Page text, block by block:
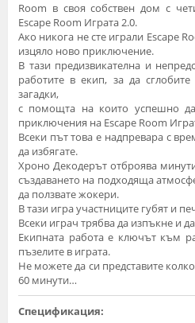
Room в своя собствен дом с
Escape Room Играта 2.0.
Ако никога не сте играли Escape
изцяло ново приключение.
В тази предизвикателна и
работите в екип, за да
загадки,
с помощта на които успешно
приключения на Escape Room
Всеки път това е надпревара с
да избягате.
Хроно Декодерът отброява
създаването на подходяща
да ползвате жокери.
В тази игра участниците губят и
Всеки играч трябва да изпъкне и
Екипната работа е ключът към
пъзелите в играта.
Не можете да си представите
60 минути…
Спецификация: